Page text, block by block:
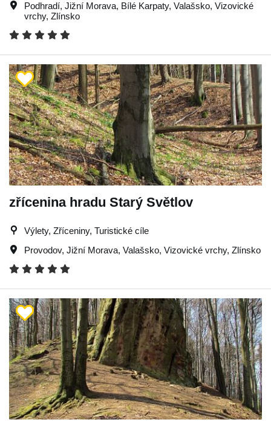
Podhradí, Jižní Morava, Bílé Karpaty, Valašsko, Vizovické
vrchy, Zlínsko
zřícenina hradu Starý Světlov
Výlety, Zříceniny, Turistické cíle
Provodov, Jižní Morava, Valašsko, Vizovické vrchy, Zlínsko